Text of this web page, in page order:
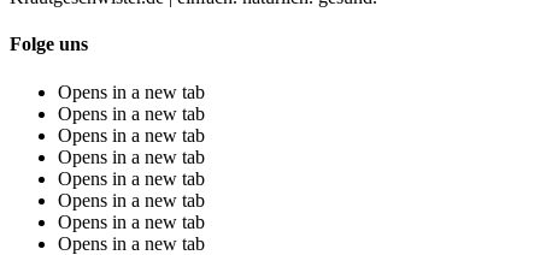
Folge uns
Opens in a new tab
Opens in a new tab
Opens in a new tab
Opens in a new tab
Opens in a new tab
Opens in a new tab
Opens in a new tab
Opens in a new tab